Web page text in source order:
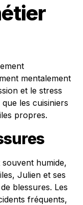
mentalement
et le stress
les cuisiniers
propres.
humide,
Julien et ses
blessures. Les
fréquents,